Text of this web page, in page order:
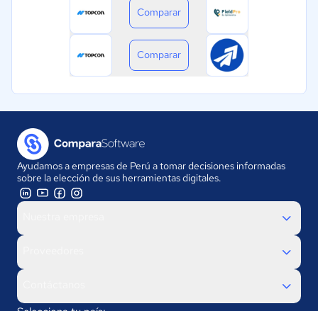
Comparar
Comparar
Ayudamos a empresas de Perú a tomar decisiones informadas
sobre la elección de sus herramientas digitales.